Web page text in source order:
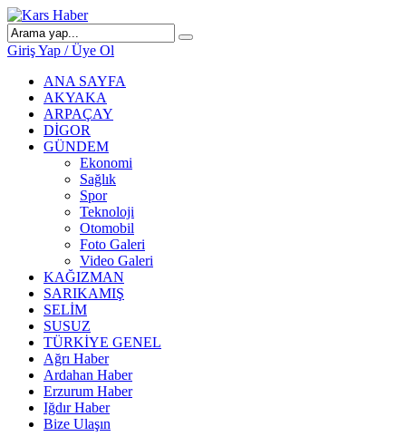
Giriş Yap / Üye Ol
ANA SAYFA
AKYAKA
ARPAÇAY
DİGOR
GÜNDEM
Ekonomi
Sağlık
Spor
Teknoloji
Otomobil
Foto Galeri
Video Galeri
KAĞIZMAN
SARIKAMIŞ
SELİM
SUSUZ
TÜRKİYE GENEL
Ağrı Haber
Ardahan Haber
Erzurum Haber
Iğdır Haber
Bize Ulaşın